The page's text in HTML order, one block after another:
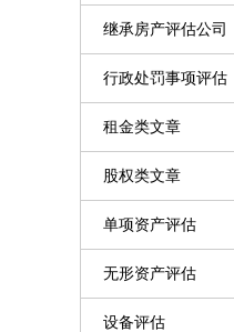
继承房产评估公司
行政处罚事项评估
租金类文章
股权类文章
单项资产评估
无形资产评估
设备评估